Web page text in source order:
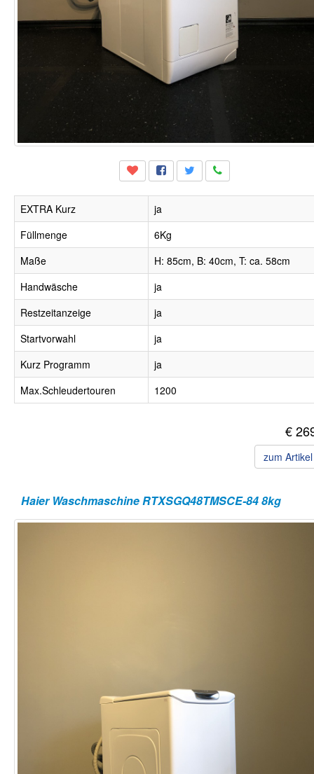
EXTRA Kurz
ja
Füllmenge
6Kg
Maße
H: 85cm, B: 40cm, T: ca. 58cm
Handwäsche
ja
Restzeitanzeige
ja
Startvorwahl
ja
Kurz Programm
ja
Max.Schleudertouren
1200
€
zum
Haier Waschmaschine RTXSGQ48TMSCE-84 8kg